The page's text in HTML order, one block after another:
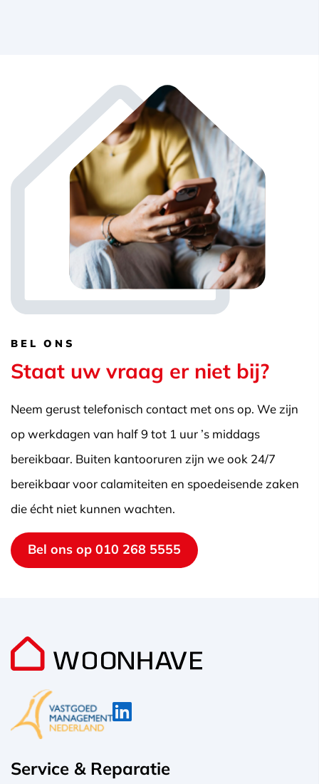
BEL ONS
Staat uw vraag er niet bij?
Neem gerust telefonisch contact met ons op. We zijn
op werkdagen van half 9 tot 1 uur ’s middags
bereikbaar. Buiten kantooruren zijn we ook 24/7
bereikbaar voor calamiteiten en spoedeisende zaken
die écht niet kunnen wachten.
Bel ons op 010 268 5555
Service & Reparatie